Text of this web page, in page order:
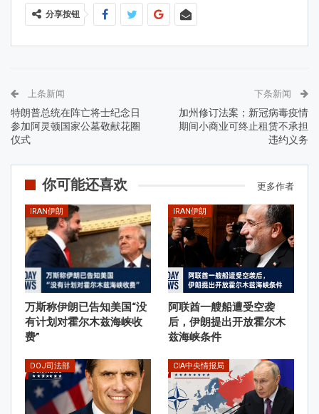
分享按钮
上条新闻
特朗普总统在阵亡将士纪念日
参加阿灵顿国家公墓敬献花圈
仪式
下条新闻
加州修订法案；新冠病毒疫情
期间小商业可终止租赁不承担
违约义务
你可能还喜欢 更多作者
IRAN伊朗
万斯称伊朗已告知美国“没
有计划对霍尔木兹海峡收
费”
IRAN伊朗
阿联酋一艘船遭受空袭
后，伊朗提出开放霍尔木
兹海峡条件
DOJ司法部 CIA中央情报局